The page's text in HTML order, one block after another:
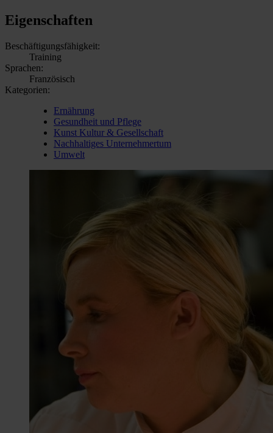
Eigenschaften
Beschäftigungsfähigkeit:
Training
Sprachen:
Französisch
Kategorien:
Ernährung
Gesundheit und Pflege
Kunst Kultur & Gesellschaft
Nachhaltiges Unternehmertum
Umwelt